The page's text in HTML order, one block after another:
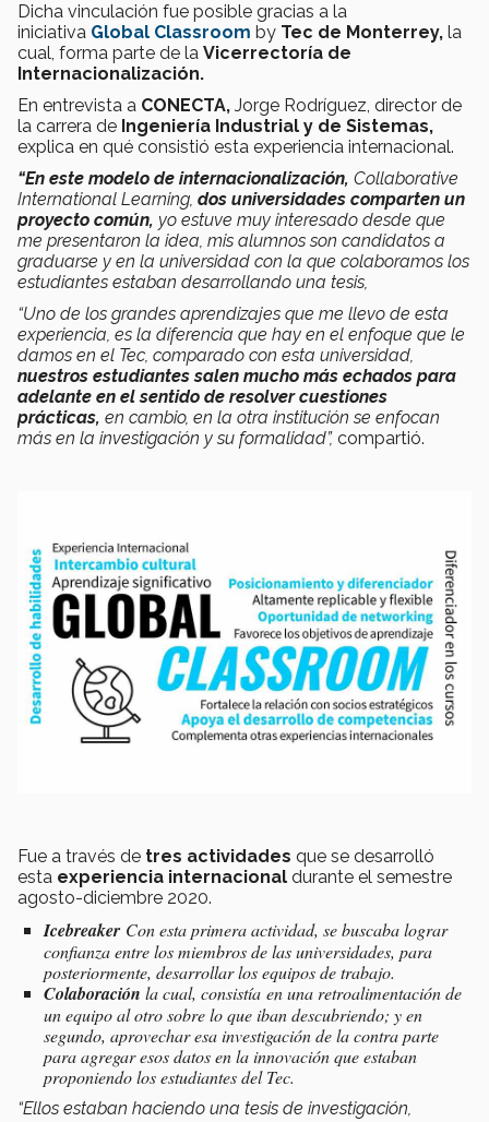
Dicha vinculación fue posible gracias a la
iniciativa Global Classroom by Tec de Monterrey, la
cual, forma parte de la Vicerrectoría de
Internacionalización.
En entrevista a CONECTA, Jorge Rodríguez, director de
la carrera de Ingeniería Industrial y de Sistemas,
explica en qué consistió esta experiencia internacional.
“En este modelo de internacionalización, Collaborative
International Learning, dos universidades comparten un
proyecto común, yo estuve muy interesado desde que
me presentaron la idea, mis alumnos son candidatos a
graduarse y en la universidad con la que colaboramos los
estudiantes estaban desarrollando una tesis,
“Uno de los grandes aprendizajes que me llevo de esta
experiencia, es la diferencia que hay en el enfoque que le
damos en el Tec, comparado con esta universidad,
nuestros estudiantes salen mucho más echados para
adelante en el sentido de resolver cuestiones
prácticas, en cambio, en la otra institución se enfocan
más en la investigación y su formalidad”, compartió.
Fue a través de tres actividades que se desarrolló
esta experiencia internacional durante el semestre
agosto-diciembre 2020.
Icebreaker Con esta primera actividad, se buscaba lograr
confianza entre los miembros de las universidades, para
posteriormente, desarrollar los equipos de trabajo.
Colaboración la cual, consistía en una retroalimentación de
un equipo al otro sobre lo que iban descubriendo; y en
segundo, aprovechar esa investigación de la contra parte
para agregar esos datos en la innovación que estaban
proponiendo los estudiantes del Tec.
“Ellos estaban haciendo una tesis de investigación,